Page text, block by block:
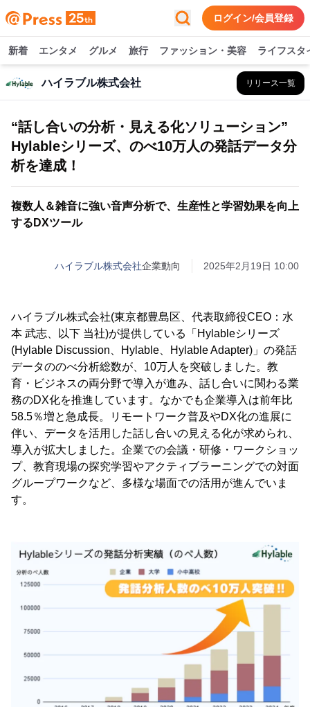
ログイン/会員登録
新着 エンタメ グルメ 旅行 ファッション・美容 ライフスタ
ハイラブル株式会社 リリース一覧
“話し合いの分析・見える化ソリューション”
Hylableシリーズ、のべ10万人の発話データ分
析を達成！
複数人＆雑音に強い音声分析で、生産性と学習効果を向上
するDXツール
ハイラブル株式会社企業動向 2025年2月19日 10:00
ハイラブル株式会社(東京都豊島区、代表取締役CEO：水
本 武志、以下 当社)が提供している「Hylableシリーズ
(Hylable Discussion、Hylable、Hylable Adapter)」の発話
データののべ分析総数が、10万人を突破しました。教
育・ビジネスの両分野で導入が進み、話し合いに関わる業
務のDX化を推進しています。なかでも企業導入は前年比
58.5％増と急成長。リモートワーク普及やDX化の進展に
伴い、データを活用した話し合いの見える化が求められ、
導入が拡大しました。企業での会議・研修・ワークショッ
プ、教育現場の探究学習やアクティブラーニングでの対面
グループワークなど、多様な場面での活用が進んでいま
す。